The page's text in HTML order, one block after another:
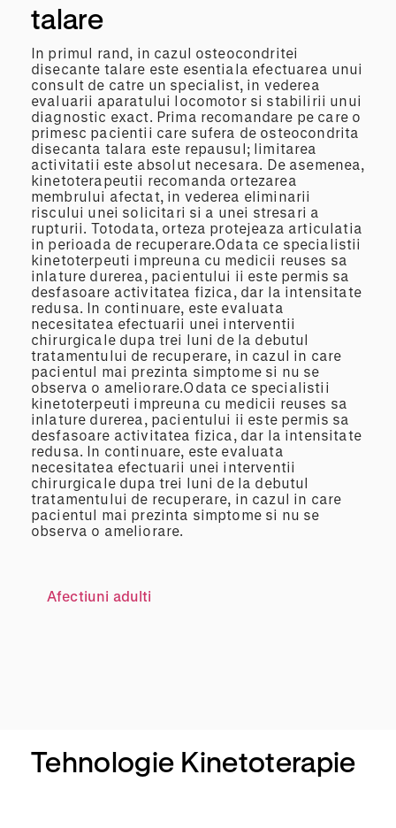
talare
In primul rand, in cazul osteocondritei
disecante talare este esentiala efectuarea unui
consult de catre un specialist, in vederea
evaluarii aparatului locomotor si stabilirii unui
diagnostic exact. Prima recomandare pe care o
primesc pacientii care sufera de osteocondrita
disecanta talara este repausul; limitarea
activitatii este absolut necesara. De asemenea,
kinetoterapeutii recomanda ortezarea
membrului afectat, in vederea eliminarii
riscului unei solicitari si a unei stresari a
rupturii. Totodata, orteza protejeaza articulatia
in perioada de recuperare.Odata ce specialistii
kinetoterpeuti impreuna cu medicii reuses sa
inlature durerea, pacientului ii este permis sa
desfasoare activitatea fizica, dar la intensitate
redusa. In continuare, este evaluata
necesitatea efectuarii unei interventii
chirurgicale dupa trei luni de la debutul
tratamentului de recuperare, in cazul in care
pacientul mai prezinta simptome si nu se
observa o ameliorare.Odata ce specialistii
kinetoterpeuti impreuna cu medicii reuses sa
inlature durerea, pacientului ii este permis sa
desfasoare activitatea fizica, dar la intensitate
redusa. In continuare, este evaluata
necesitatea efectuarii unei interventii
chirurgicale dupa trei luni de la debutul
tratamentului de recuperare, in cazul in care
pacientul mai prezinta simptome si nu se
observa o ameliorare.
Afectiuni adulti
Tehnologie Kinetoterapie